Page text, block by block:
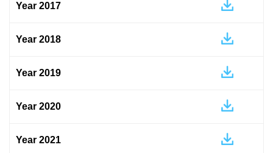
Year 2017
Year 2018
Year 2019
Year 2020
Year 2021